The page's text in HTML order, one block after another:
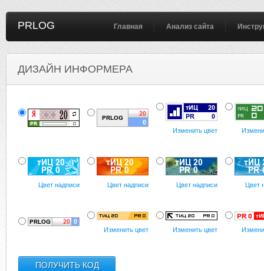
PRLOG Главная Анализ сайта
ДИЗАЙН ИНФОРМЕРА
Изменить цвет
Цвет надписи Цвет надписи Цвет надписи Цвет
Изменить цвет Изменить цвет